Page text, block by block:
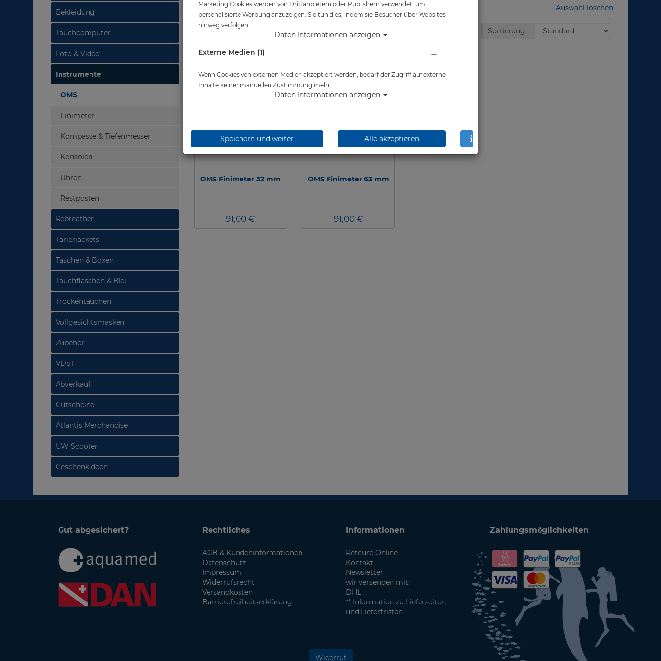
Bekleidung
Tauchcomputer
Foto & Video
Instrumente
OMS
Finimeter
Kompasse & Tiefenmesser
Konsolen
Uhren
Restposten
Rebreather
Tarierjackets
Taschen & Boxen
Tauchflaschen & Blei
Trockentauchen
Vollgesichtsmasken
Zubehör
VDST
Abverkauf
Gutscheine
Atlantis Merchandise
UW Scooter
Geschenkideen
Auswahl löschen
Sortierung :
OMS Finimeter 52 mm
91,00 €
OMS Finimeter 63 mm
91,00 €
Gut abgesichert? Rechtliches
AGB & Kundeninformationen
Datenschutz
Impressum
Widerrufsrecht
Versandkosten
Barrierefreiheitserklärung
Informationen
Retoure Online
Kontakt
Newsletter
wir versenden mit:
DHL
** Information zu Lieferzeiten
und Lieferfristen
Zahlungsmöglichkeiten
Widerruf
Marketing Cookies werden von Drittanbietern oder Publishern verwendet, um
personalisierte Werbung anzuzeigen. Sie tun dies, indem sie Besucher über Websites
hinweg verfolgen.
Daten Informationen anzeigen
Externe Medien (1)
Wenn Cookies von externen Medien akzeptiert werden, bedarf der Zugriff auf externe
Inhalte keiner manuellen Zustimmung mehr.
Daten Informationen anzeigen
Speichern und weiter Alle akzeptieren